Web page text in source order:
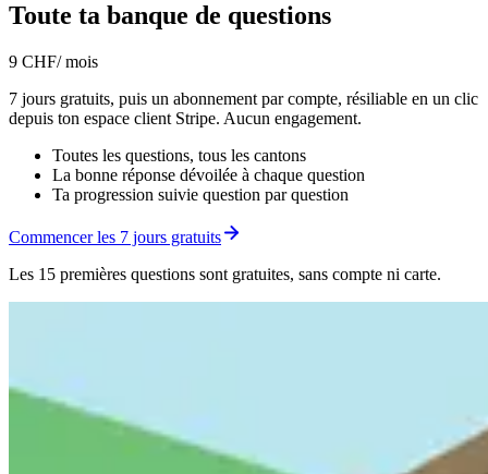
Toute ta banque de questions
9 CHF/ mois
7 jours gratuits, puis un abonnement par compte, résiliable en un clic
depuis ton espace client Stripe. Aucun engagement.
Toutes les questions, tous les cantons
La bonne réponse dévoilée à chaque question
Ta progression suivie question par question
Commencer les 7 jours gratuits
Les 15 premières questions sont gratuites, sans compte ni carte.